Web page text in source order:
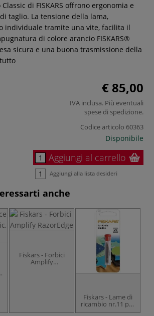
di FISKARS offrono ergonomia e
taglio. La tensione della lama,
individuale tramite una vite, facilita il
di colore arancio FISKARS®
sicura e una buona trasmissione della
€ 85,00
IVA inclusa. Più eventuali
spese di spedizione.
Codice articolo 60363
Disponibile
Aggiungi al carrello
Aggiungi alla lista desideri
anche
Fiskars - Forbici
Amplify
Fiskars - Lame di
ricambio nr.11 per
cutter anulare